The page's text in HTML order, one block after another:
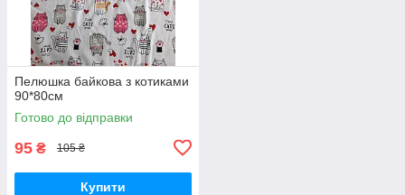
Пелюшка байкова з котиками
90*80см
Готово до відправки
95 ₴ 105 ₴
Купити